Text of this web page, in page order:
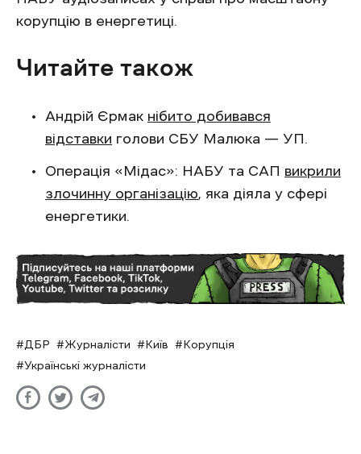
корупцію в енергетиці.
Читайте також
Андрій Єрмак нібито добивався
відставки голови СБУ Малюка — УП.
Операція «Мідас»: НАБУ та САП викрили
злочинну організацію, яка діяла у сфері
енергетики.
ДБР Журналісти Київ
Корупція
Українські журналісти